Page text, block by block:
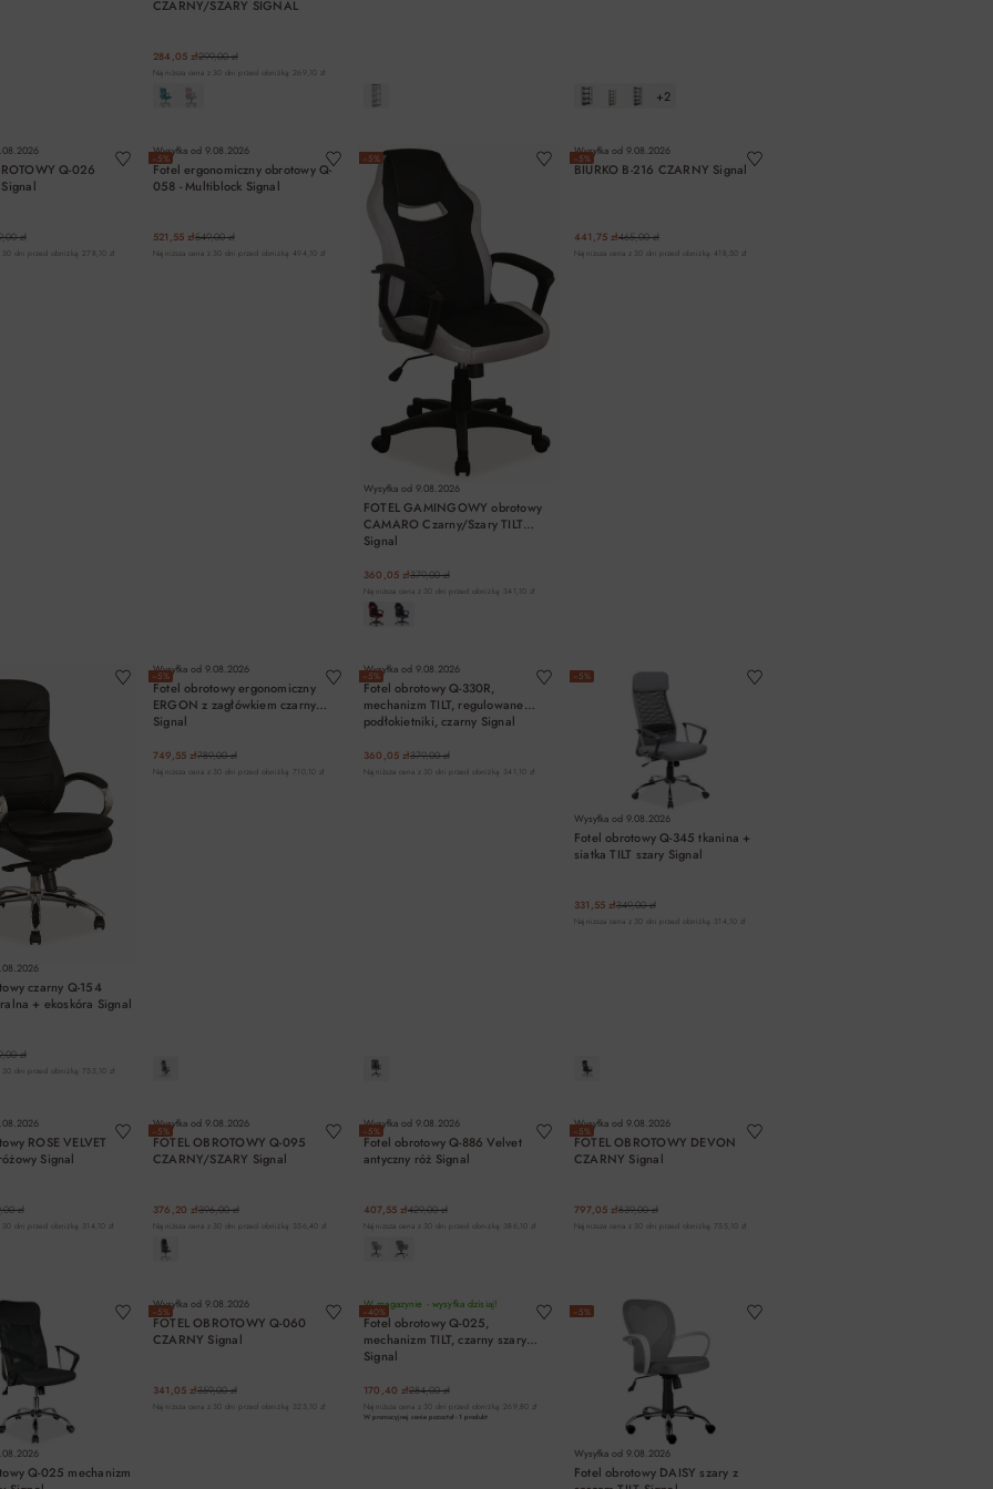
CZARNY/SZARY SIGNAL
284,05 zł299,00 zł
Najniższa cena z 30 dni przed obniżką: 269,10 zł
+2
Q-026
zł
30 dni przed obniżką: 278,10 zł
−5%
Wysyłka od 9.08.2026
Fotel ergonomiczny obrotowy Q-
058 - Multiblock Signal
521,55 zł549,00 zł
Najniższa cena z 30 dni przed obniżką: 494,10 zł
−5%
Wysyłka od 9.08.2026
FOTEL GAMINGOWY obrotowy
CAMARO Czarny/Szary TILT
Signal
360,05 zł379,00 zł
Najniższa cena z 30 dni przed obniżką: 341,10 zł
−5%
Wysyłka od 9.08.2026
BIURKO B-216 CZARNY Signal
441,75 zł465,00 zł
Najniższa cena z 30 dni przed obniżką: 418,50 zł
czarny Q-154
+ ekoskóra Signal
zł
30 dni przed obniżką: 755,10 zł
−5%
Wysyłka od 9.08.2026
Fotel obrotowy ergonomiczny
ERGON z zagłówkiem czarny
Signal
749,55 zł789,00 zł
Najniższa cena z 30 dni przed obniżką: 710,10 zł
−5%
Wysyłka od 9.08.2026
Fotel obrotowy Q-330R,
mechanizm TILT, regulowane
podłokietniki, czarny Signal
360,05 zł379,00 zł
Najniższa cena z 30 dni przed obniżką: 341,10 zł
−5%
Wysyłka od 9.08.2026
Fotel obrotowy Q-345 tkanina +
siatka TILT szary Signal
331,55 zł349,00 zł
Najniższa cena z 30 dni przed obniżką: 314,10 zł
ROSE VELVET
Signal
zł
30 dni przed obniżką: 314,10 zł
−5%
Wysyłka od 9.08.2026
FOTEL OBROTOWY Q-095
CZARNY/SZARY Signal
376,20 zł396,00 zł
Najniższa cena z 30 dni przed obniżką: 356,40 zł
−5%
Wysyłka od 9.08.2026
Fotel obrotowy Q-886 Velvet
antyczny róż Signal
407,55 zł429,00 zł
Najniższa cena z 30 dni przed obniżką: 386,10 zł
−5%
Wysyłka od 9.08.2026
FOTEL OBROTOWY DEVON
CZARNY Signal
797,05 zł839,00 zł
Najniższa cena z 30 dni przed obniżką: 755,10 zł
Q-025 mechanizm
−5%
Wysyłka od 9.08.2026
FOTEL OBROTOWY Q-060
CZARNY Signal
341,05 zł359,00 zł
Najniższa cena z 30 dni przed obniżką: 323,10 zł
−40%
W magazynie - wysyłka dzisiaj!
Fotel obrotowy Q-025,
mechanizm TILT, czarny szary
Signal
170,40 zł284,00 zł
Najniższa cena z 30 dni przed obniżką: 269,80 zł
W promocyjnej cenie pozostał - 1 produkt
−5%
Wysyłka od 9.08.2026
Fotel obrotowy DAISY szary z